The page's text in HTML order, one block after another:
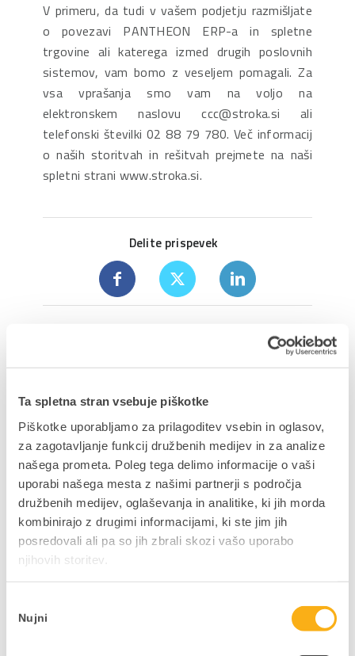
Ta spletna stran vsebuje piškotke
Piškotke uporabljamo za prilagoditev vsebin in oglasov,
za zagotavljanje funkcij družbenih medijev in za analize
našega prometa. Poleg tega delimo informacije o vaši
uporabi našega mesta z našimi partnerji s področja
družbenih medijev, oglaševanja in analitike, ki jih morda
kombinirajo z drugimi informacijami, ki ste jim jih
posredovali ali pa so jih zbrali skozi vašo uporabo
njihovih storitev.
soglasja
Nujni
V primeru, da tudi v vašem podjetju razmišljate
o povezavi PANTHEON ERP-a in spletne
trgovine ali katerega izmed drugih poslovnih
sistemov, vam bomo z veseljem pomagali. Za
vsa vprašanja smo vam na voljo na
elektronskem naslovu ccc@stroka.si ali
telefonski številki 02 88 79 780. Več informacij
o naših storitvah in rešitvah prejmete na naši
spletni strani www.stroka.si.
Delite prispevek
Ne zamudite podjetniških
novosti in nasvetov
V kolikor bi si želeli mesečno v svoj e-
nabiralnik prejeti uporabne vsebine,
pisane na kožo vaši dejavnosti in vašim
interesom, to zabeležite v obrazcu.